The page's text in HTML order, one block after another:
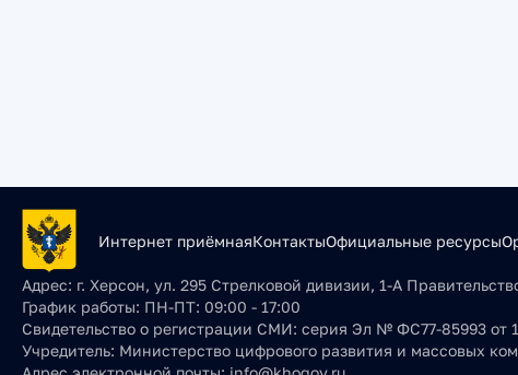
Интернет приёмнаяКонтактыОфициальные ресурсы
Адрес: г. Херсон, ул. 295 Стрелковой дивизии, 1-А
График работы: ПН-ПТ: 09:00 - 17:00
Свидетельство о регистрации СМИ: серия Эл № ФС77-85993 от
Учредитель: Министерство цифрового развития и массовых